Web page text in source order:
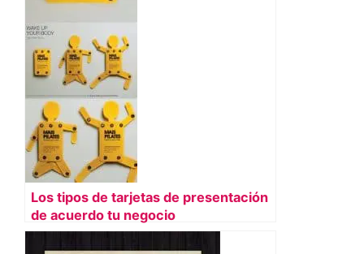
Los tipos de tarjetas de presentación
de acuerdo tu negocio